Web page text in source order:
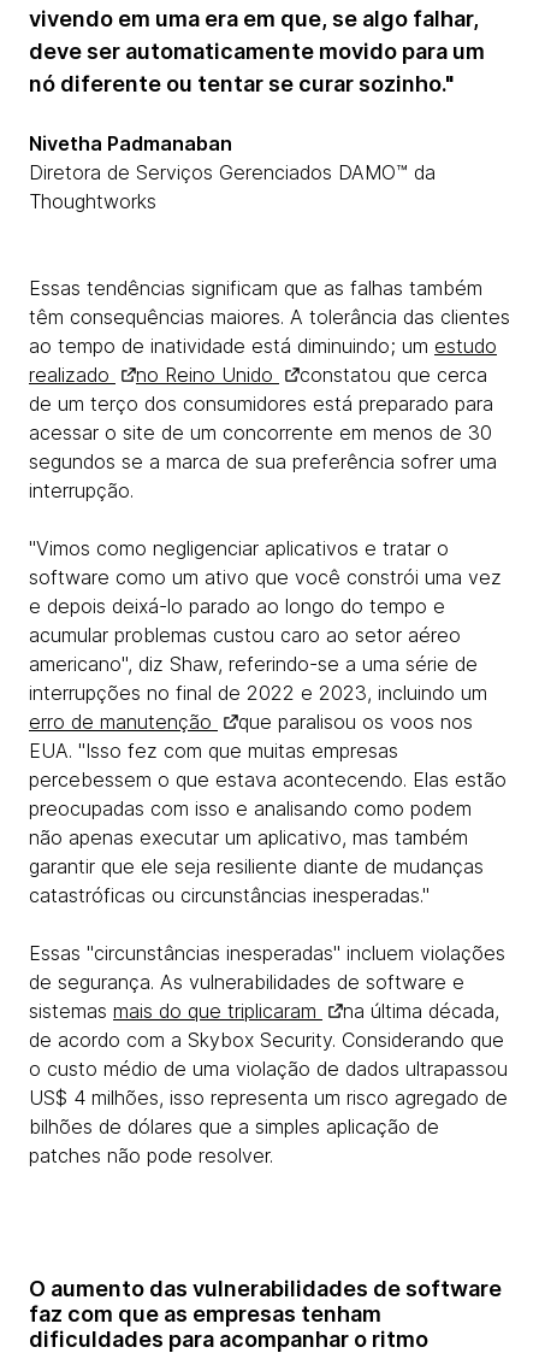
vivendo em uma era em que, se algo falhar,
deve ser automaticamente movido para um
nó diferente ou tentar se curar sozinho."
Nivetha Padmanaban
Diretora de Serviços Gerenciados DAMO™ da
Thoughtworks
Essas tendências significam que as falhas também
têm consequências maiores. A tolerância das clientes
ao tempo de inatividade está diminuindo; um estudo
realizado
no Reino Unido
constatou que cerca
de um terço dos consumidores está preparado para
acessar o site de um concorrente em menos de 30
segundos se a marca de sua preferência sofrer uma
interrupção.
"Vimos como negligenciar aplicativos e tratar o
software como um ativo que você constrói uma vez
e depois deixá-lo parado ao longo do tempo e
acumular problemas custou caro ao setor aéreo
americano", diz Shaw, referindo-se a uma série de
interrupções no final de 2022 e 2023, incluindo um
erro de manutenção
que paralisou os voos nos
EUA. "Isso fez com que muitas empresas
percebessem o que estava acontecendo. Elas estão
preocupadas com isso e analisando como podem
não apenas executar um aplicativo, mas também
garantir que ele seja resiliente diante de mudanças
catastróficas ou circunstâncias inesperadas."
Essas "circunstâncias inesperadas" incluem violações
de segurança. As vulnerabilidades de software e
sistemas mais do que triplicaram
na última década,
de acordo com a Skybox Security. Considerando que
o custo médio de uma violação de dados ultrapassou
US$ 4 milhões, isso representa um risco agregado de
bilhões de dólares que a simples aplicação de
patches não pode resolver.
O aumento das vulnerabilidades de software
faz com que as empresas tenham
dificuldades para acompanhar o ritmo